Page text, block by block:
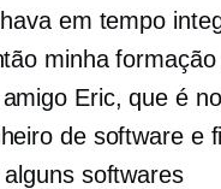
em tempo
minha formação
Eric, que é
de software e
softwares